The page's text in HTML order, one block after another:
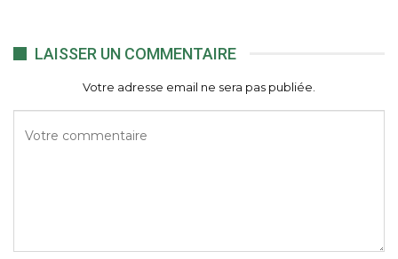
LAISSER UN COMMENTAIRE
Votre adresse email ne sera pas publiée.